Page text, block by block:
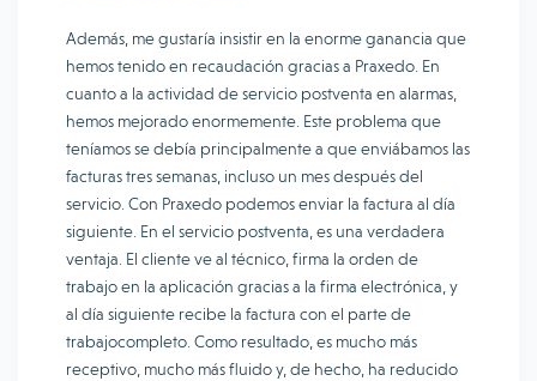
Además, me gustaría insistir en la enorme ganancia que
hemos tenido en recaudación gracias a Praxedo. En
cuanto a la actividad de servicio postventa en alarmas,
hemos mejorado enormemente. Este problema que
teníamos se debía principalmente a que enviábamos las
facturas tres semanas, incluso un mes después del
servicio. Con Praxedo podemos enviar la factura al día
siguiente. En el servicio postventa, es una verdadera
ventaja. El cliente ve al técnico, firma la orden de
trabajo en la aplicación gracias a la firma electrónica, y
al día siguiente recibe la factura con el parte de
trabajocompleto. Como resultado, es mucho más
receptivo, mucho más fluido y, de hecho, ha reducido